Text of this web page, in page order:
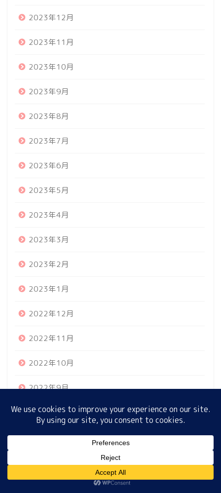
2023年12月
2023年11月
2023年10月
2023年9月
2023年8月
2023年7月
2023年6月
2023年5月
2023年4月
2023年3月
2023年2月
2023年1月
2022年12月
2022年11月
2022年10月
2022年9月
2022年8月
2022年7月
プロフィール サイトマップ